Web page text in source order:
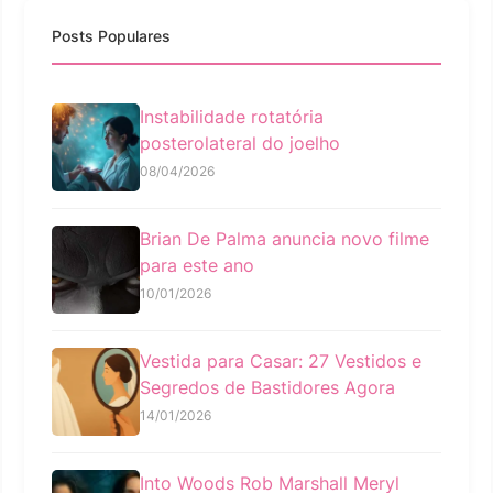
Posts Populares
Instabilidade rotatória
posterolateral do joelho
08/04/2026
Brian De Palma anuncia novo filme
para este ano
10/01/2026
Vestida para Casar: 27 Vestidos e
Segredos de Bastidores Agora
14/01/2026
Into Woods Rob Marshall Meryl